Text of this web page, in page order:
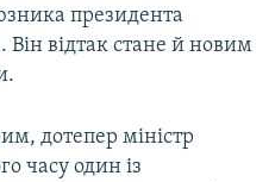
президента
Він відтак стане й новим
дотепер міністр
часу один із